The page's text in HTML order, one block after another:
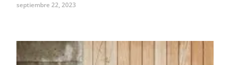
septiembre 22, 2023